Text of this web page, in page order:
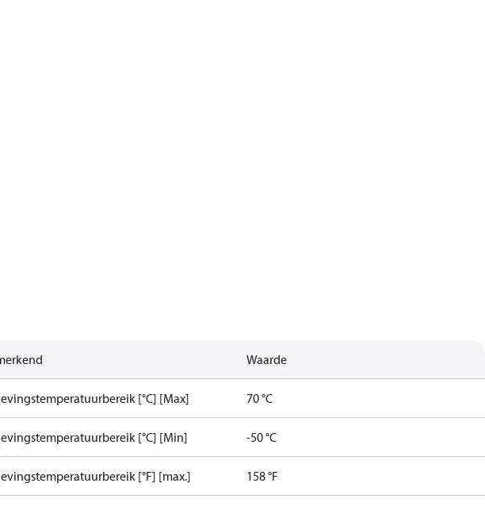
Waarde
[°C] [Max] 70 °C
[°C] [Min] -50 °C
[°F] [max.] 158 °F